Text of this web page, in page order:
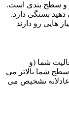
و سطح بندی است.
بستگی دارد.
هایی رو دارند
شما (و
شما بالاتر می
تشخیص می